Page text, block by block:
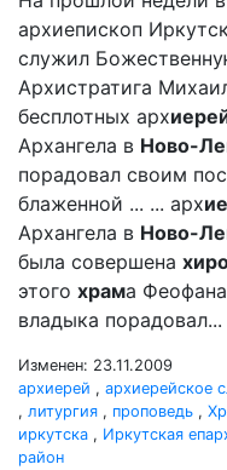
архиепископ
служил
Архистратига
бесплотных арх
Архангела в Ново-
порадовал своим
блаженной ... ... арх
Архангела в Ново-
была совершена
этого храма
владыка порадовал...
Изменен: 23.11.2009
архиерей , архиерейское
, литургия , проповедь ,
иркутска , Иркутская
район